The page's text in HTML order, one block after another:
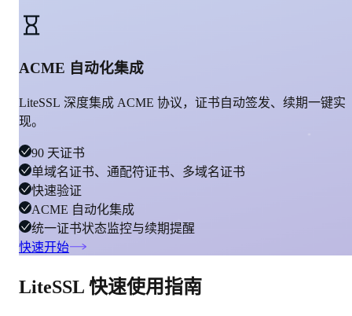
ACME 自动化集成
LiteSSL 深度集成 ACME 协议，证书自动签发、续期一键实
现。
90 天证书
单域名证书、通配符证书、多域名证书
快速验证
ACME 自动化集成
统一证书状态监控与续期提醒
快速开始
LiteSSL 快速使用指南